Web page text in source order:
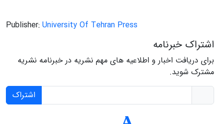
Publisher: University Of Tehran Press
اشتراک خبرنامه
برای دریافت اخبار و اطلاعیه های مهم نشریه در خبرنامه نشریه
مشترک شوید.
اشتراک